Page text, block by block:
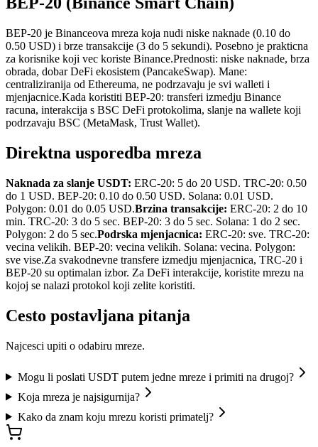
BEP-20 je Binanceova mreza koja nudi niske naknade (0.10 do
0.50 USD) i brze transakcije (3 do 5 sekundi). Posebno je prakticna
za korisnike koji vec koriste Binance.Prednosti: niske naknade, brza
obrada, dobar DeFi ekosistem (PancakeSwap). Mane:
centraliziranija od Ethereuma, ne podrzavaju je svi walleti i
mjenjacnice.Kada koristiti BEP-20: transferi izmedju Binance
racuna, interakcija s BSC DeFi protokolima, slanje na wallete koji
podrzavaju BSC (MetaMask, Trust Wallet).
Direktna usporedba mreza
Naknada za slanje USDT: ERC-20: 5 do 20 USD. TRC-20: 0.50
do 1 USD. BEP-20: 0.10 do 0.50 USD. Solana: 0.01 USD.
Polygon: 0.01 do 0.05 USD.Brzina transakcije: ERC-20: 2 do 10
min. TRC-20: 3 do 5 sec. BEP-20: 3 do 5 sec. Solana: 1 do 2 sec.
Polygon: 2 do 5 sec.Podrska mjenjacnica: ERC-20: sve. TRC-20:
vecina velikih. BEP-20: vecina velikih. Solana: vecina. Polygon:
sve vise.Za svakodnevne transfere izmedju mjenjacnica, TRC-20 i
BEP-20 su optimalan izbor. Za DeFi interakcije, koristite mrezu na
kojoj se nalazi protokol koji zelite koristiti.
Cesto postavljana pitanja
Najcesci upiti o odabiru mreze.
Mogu li poslati USDT putem jedne mreze i primiti na drugoj?
Koja mreza je najsigurnija?
Kako da znam koju mrezu koristi primatelj?